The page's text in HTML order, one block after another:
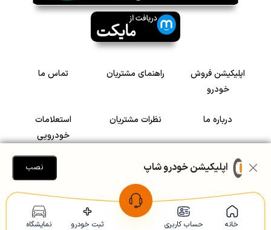
خانه حساب کاربری ثبت خودرو نمایشگاه
اپلیکیشن فروش
خودرو
راهنمای مشتریان تماس ما
درباره ما نظرات مشتریان
استعلامات
خودرویی
سرمایه گذاری در
رضایت مشتریان
Copyright © 2005-2026 Khodroshop.ir
اپلیکیشن خودرو شاپ نصب